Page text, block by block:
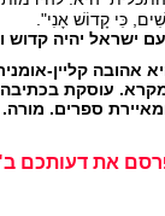
כִּי קָדוֹשׁ אָנִי".
ישראל יהיה
אהובה קליין-
עוסקת בכתיבה
ספרים.
את דעותכם